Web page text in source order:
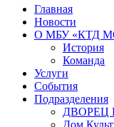
Главная
Новости
О МБУ «КТД
История
Команда
Услуги
События
Подразделения
ДВОРЕЦ
Дом